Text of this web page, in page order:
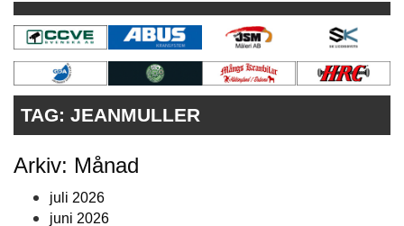
KONTAKT
VÅRA ANDRA MAGASIN
PRENUMERERA
ANNONSERA
TAG: JEANMULLER
Arkiv: Månad
juli 2026
juni 2026